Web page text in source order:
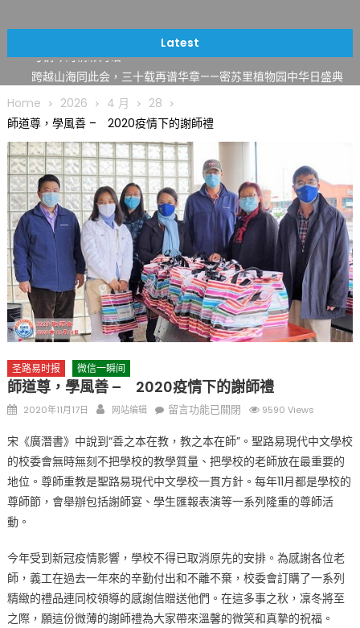
Latest
筝声与琴韵交汇：刘励(Li Statler)与钢琴家Darek演绎一场古筝
跨越山海同此会，三十载再谱华章——密苏里植物园中华日盛典
圣路易龙舟俱乐部5月16日龙舟体验日 邀请各界亲身体验划行乐
趣 + 水上竞速魅力
三十二载跨越时空的相逢
执掌密苏里植物园近四十年 致力推动全球植物多样性研究与中美
合作 Peter Raven 博士逝世 享年89岁
一晃三十年，初夏又相逢。中华日，等你来赴约 —— 密苏里植物
园“中华日三十周年特别报道（五）
筝声与琴韵交汇：刘励(Li Statler)与钢琴家Darek演绎一场古筝
与钢琴的精彩对话
Home 2026 4 月
28
師道尊，學風善 – 2020疫情下的謝師禮
圣路易时报 微信一瞬间
師道尊，學風善 – 2020疫情下的謝師禮
Posted
2020年11月17日 Author
网站编辑
在
道
尊，
學
風
2020
疫
情
下
留言功能已關閉 9590 Views
宋《廣潛書》中說到“善之本在教，教之本在師”。聖路易現代中文學校
的校委會無時無刻不把學校的教學質量、把學校的老師放在最重要的
地位。尊師重教是聖路易現代中文學校一貫方針。每年11月都是學校的
尊師節，會舉辦包括謝師宴、學生匯報表演等一系列隆重的尊師活
動。
今年受到新冠疫情影響，學校不得已取消原先的安排。為感謝各位老
師，義工在過去一年來的辛勤付出和不離不棄，校委會訂購了一系列
精緻的禮品連同校領導的感謝信贈送他們。在這多事之秋，凜冬將至
之際，願這份微薄的謝師禮為大家帶來溫馨的微笑和真摯的祝福。